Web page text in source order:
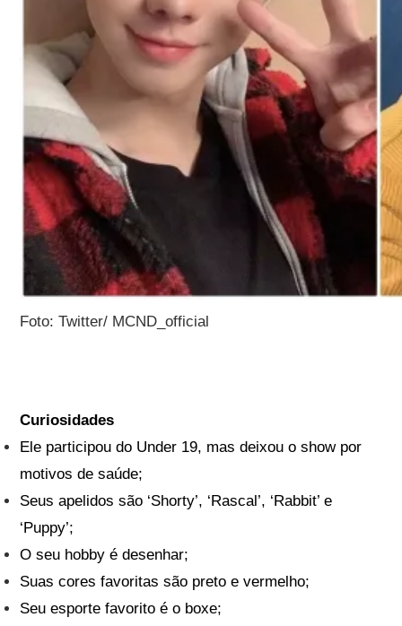
Foto: Twitter/ MCND_official
Curiosidades
Ele participou do Under 19, mas deixou o show por
motivos de saúde;
Seus apelidos são ‘Shorty’, ‘Rascal’, ‘Rabbit’ e
‘Puppy’;
O seu hobby é desenhar;
Suas cores favoritas são preto e vermelho;
Seu esporte favorito é o boxe;